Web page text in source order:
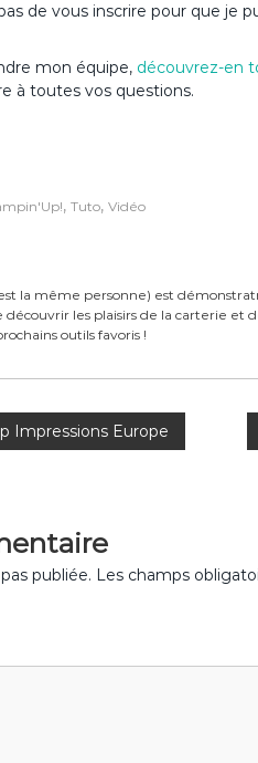
de vous inscrire pour que je
mon équipe, découvrez-en
à toutes vos questions.
, Tuto, Vidéo
la même personne) est
découvrir les plaisirs de la carterie et
outils favoris !
Impressions Europe
publiée. Les champs